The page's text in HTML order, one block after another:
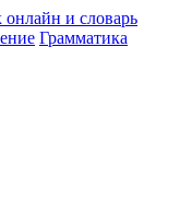
Грамматика